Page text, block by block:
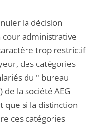
la décision
cour administrative
trop restrictif
des catégories
du " bureau
de la société AEG
que si la distinction
ces catégories